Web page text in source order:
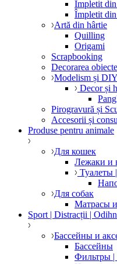
Împletit
Împletit
Artă din hârtie
Quilling
Origami
Scrapbooking
Decorarea
Modelism și DIY
Decor și
Pirogravură și
Accesorii și
Produse pentru animale
Для кошек
Лежаки и
Туалеты
Для собак
Матрасы
Sport | Distracții |
Бассейны и
Бассейны
Фильтры |